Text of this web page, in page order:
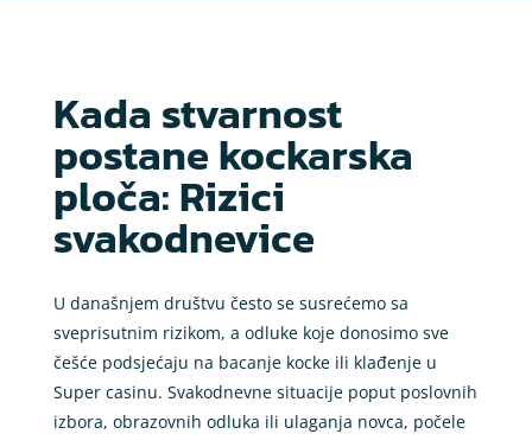
Kada stvarnost
postane kockarska
ploča: Rizici
svakodnevice
U današnjem društvu često se susrećemo sa
sveprisutnim rizikom, a odluke koje donosimo sve
češće podsjećaju na bacanje kocke ili klađenje u
Super casinu. Svakodnevne situacije poput poslovnih
izbora, obrazovnih odluka ili ulaganja novca, počele